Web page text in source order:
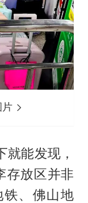
片
能发现，
存放区并非
、佛山地